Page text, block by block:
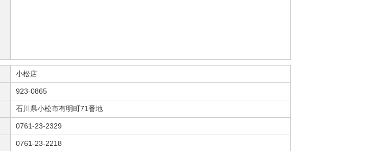
小松店
923-0865
石川県小松市有明町71番地
0761-23-2329
0761-23-2218